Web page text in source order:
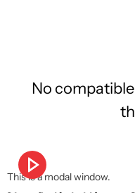
This is a modal window.
No